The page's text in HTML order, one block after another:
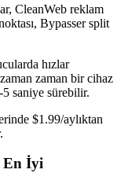
CleanWeb reklam
Bypasser split
hızlar
zaman bir cihaz
saniye sürebilir.
$1.99/aylıktan
En İyi